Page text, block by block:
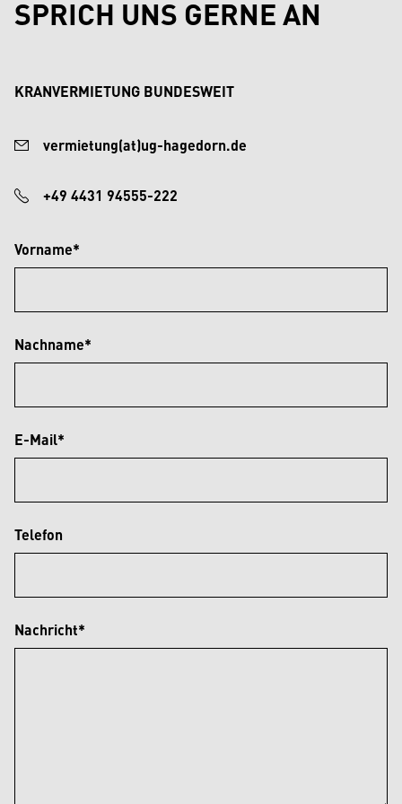
SPRICH UNS GERNE AN
KRANVERMIETUNG BUNDESWEIT
vermietung(at)ug-hagedorn.de
+49 4431 94555-222
Vorname*
Nachname*
E-Mail*
Telefon
Nachricht*